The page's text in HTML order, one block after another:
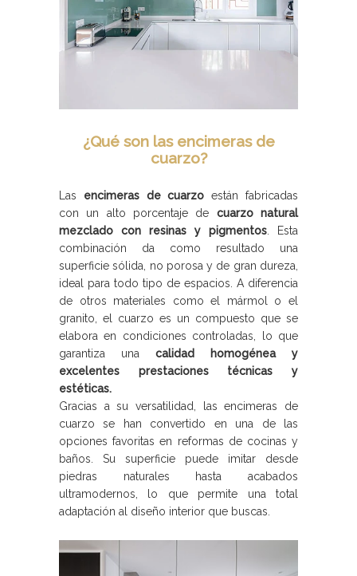
¿Qué son las encimeras de
cuarzo?
Las encimeras de cuarzo están fabricadas
con un alto porcentaje de cuarzo natural
mezclado con resinas y pigmentos . Esta
combinación da como resultado una
superficie sólida, no porosa y de gran dureza,
ideal para todo tipo de espacios. A diferencia
de otros materiales como el mármol o el
granito, el cuarzo es un compuesto que se
elabora en condiciones controladas, lo que
garantiza una calidad homogénea y
excelentes prestaciones técnicas y
estéticas.
Gracias a su versatilidad, las encimeras de
cuarzo se han convertido en una de las
opciones favoritas en reformas de cocinas y
baños. Su superficie puede imitar desde
piedras naturales hasta acabados
ultramodernos, lo que permite una total
adaptación al diseño interior que buscas.